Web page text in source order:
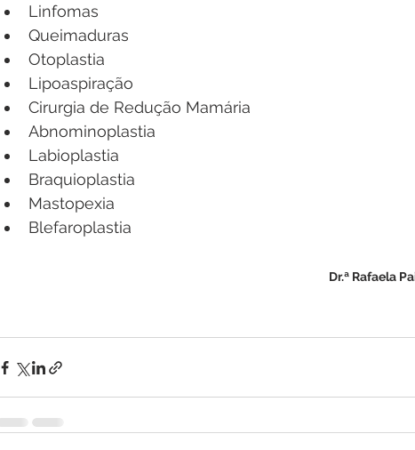
Linfomas
Queimaduras
Otoplastia
Lipoaspiração
Cirurgia de Redução Mamária
Abnominoplastia
Labioplastia
Braquioplastia
Mastopexia
Blefaroplastia
Dr.ª Rafaela